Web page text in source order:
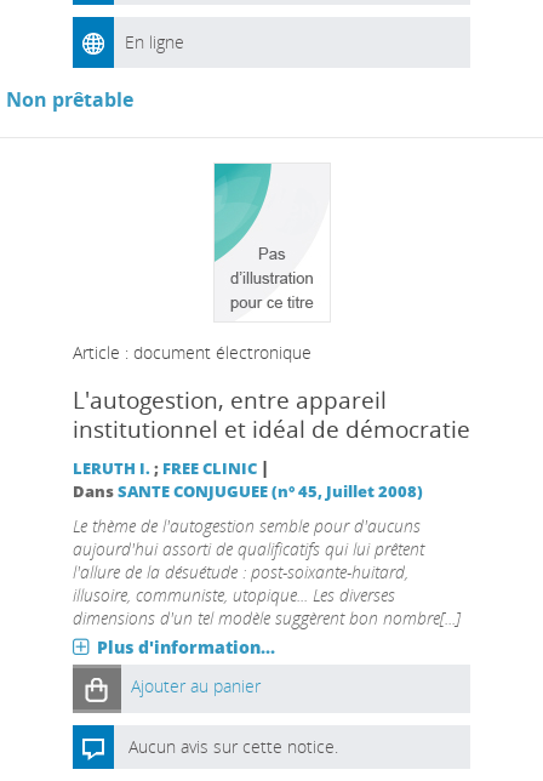
En ligne
Non prêtable
Article : document électronique
L'autogestion, entre appareil
institutionnel et idéal de démocratie
LERUTH I.; FREE CLINIC |
DansSANTE CONJUGUEE (n° 45, Juillet 2008)
Le thème de l'autogestion semble pour d'aucuns
aujourd'hui assorti de qualificatifs qui lui prêtent
l'allure de la désuétude : post-soixante-huitard,
illusoire, communiste, utopique... Les diverses
dimensions d'un tel modèle suggèrent bon nombre[...]
Plus d'information...
Ajouter au panier
Aucun avis sur cette notice.